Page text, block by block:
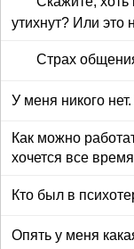
утихнут? Или это
Страх
У меня никого
Как можно
хочется все
Кто был в
Опять у меня